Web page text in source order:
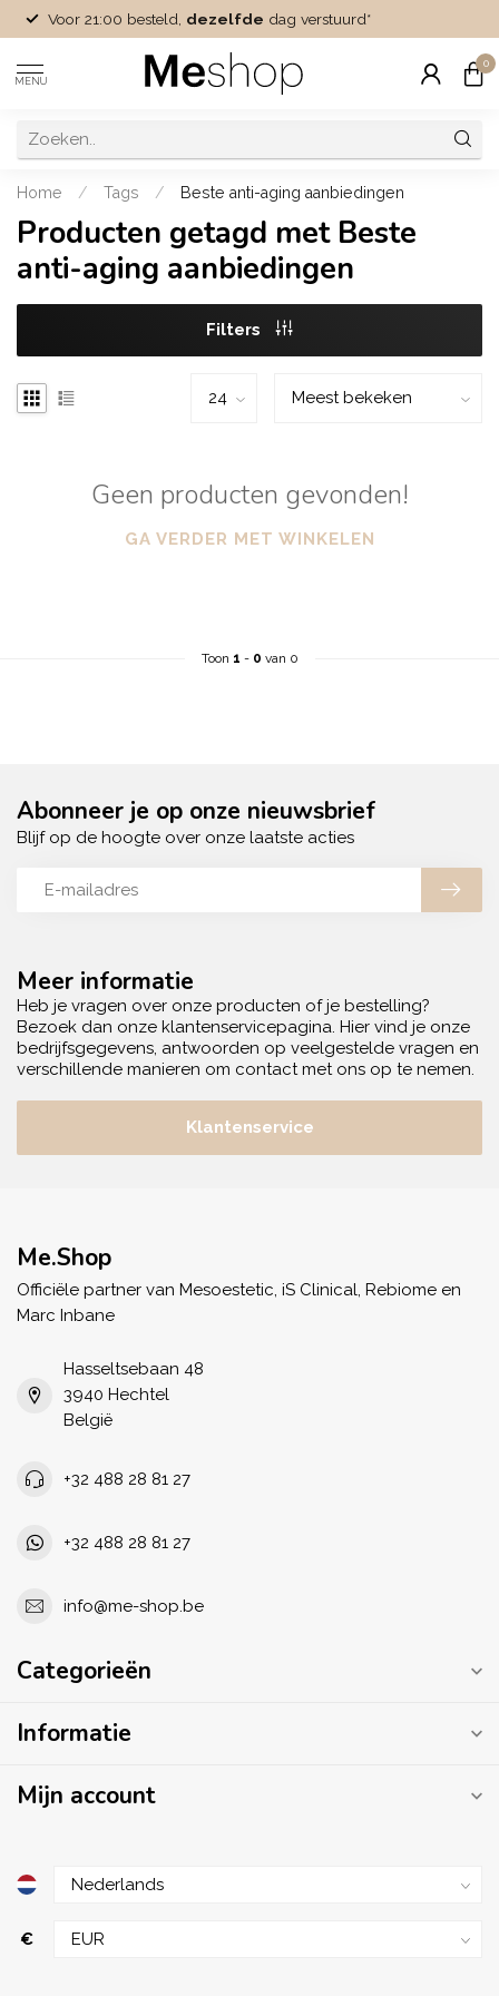
Voor 21:00 besteld, dezelfde dag verstuurd*
MENU
0
Home / Tags / Beste anti-aging aanbiedingen
Producten getagd met Beste
anti-aging aanbiedingen
Filters
Geen producten gevonden!
GA VERDER MET WINKELEN
Toon 1 - 0 van 0
Meer informatie
Heb je vragen over onze producten of je bestelling?
Bezoek dan onze klantenservicepagina. Hier vind je onze
bedrijfsgegevens, antwoorden op veelgestelde vragen en
verschillende manieren om contact met ons op te nemen.
Klantenservice
Abonneer je op onze nieuwsbrief
Blijf op de hoogte over onze laatste acties
Me.Shop
Officiële partner van Mesoestetic, iS Clinical, Rebiome en
Marc Inbane
Hasseltsebaan 48
3940 Hechtel
België
+32 488 28 81 27
+32 488 28 81 27
info@me-shop.be
Categorieën
Informatie
Mijn account
€